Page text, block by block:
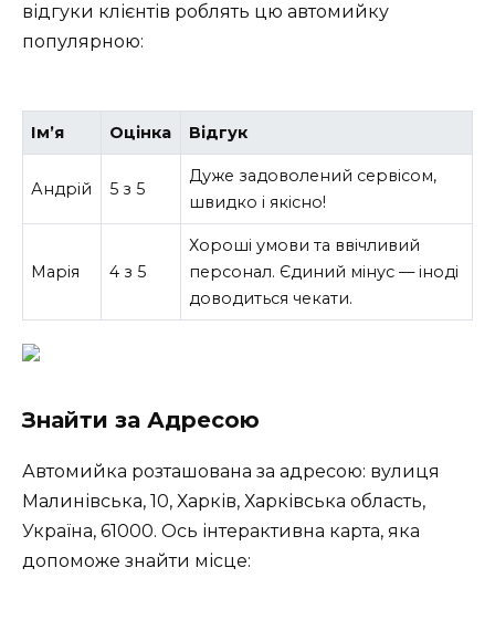
відгуки клієнтів роблять цю автомийку
популярною:
Ім’я Оцінка Відгук
Андрій 5 з 5
Дуже задоволений сервісом,
швидко і якісно!
Марія 4 з 5
Хороші умови та ввічливий
персонал. Єдиний мінус — іноді
доводиться чекати.
Знайти за Адресою
Автомийка розташована за адресою: вулиця
Малинівська, 10, Харків, Харківська область,
Україна, 61000. Ось інтерактивна карта, яка
допоможе знайти місце: